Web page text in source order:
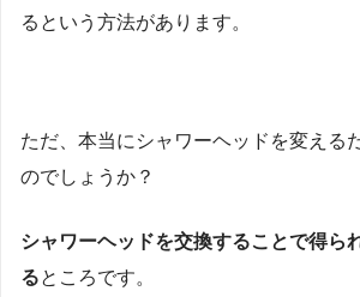
るという方法があります。
ただ、本当にシャワーヘッドを変える
のでしょうか？
シャワーヘッドを交換することで得ら
るところです。